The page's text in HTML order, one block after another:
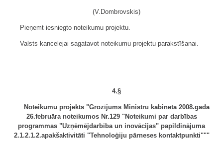
(V.Dombrovskis)
Pieņemt iesniegto noteikumu projektu.
Valsts kancelejai sagatavot noteikumu projektu parakstīšanai.
4.§
Noteikumu projekts "Grozījums Ministru kabineta 2008.gada
26.februāra noteikumos Nr.129 "Noteikumi par darbības
programmas "Uzņēmējdarbība un inovācijas" papildinājuma
2.1.2.1.2.apakšaktivitāti "Tehnoloģiju pārneses kontaktpunkti"""